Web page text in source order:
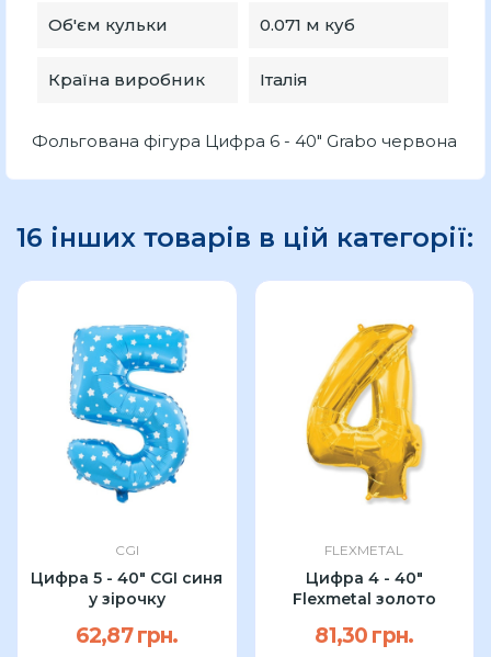
Об'єм кульки 0.071 м куб
Країна виробник Італія
Фольгована фігура Цифра 6 - 40" Grabo червона
16 інших товарів в цій категорії:
CGI
Цифра 5 - 40" CGI синя
у зірочку
62,87 грн.
FLEXMETAL
Цифра 4 - 40"
Flexmetal золото
81,30 грн.